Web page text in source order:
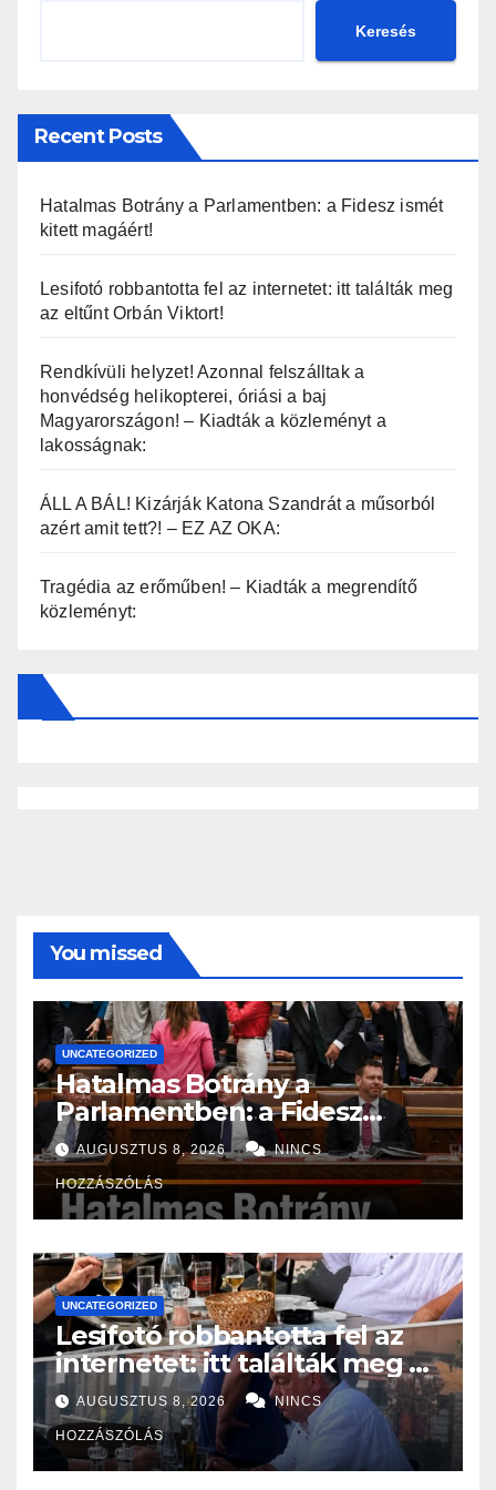
Keresés
Recent Posts
Hatalmas Botrány a Parlamentben: a Fidesz ismét
kitett magáért!
Lesifotó robbantotta fel az internetet: itt találták meg
az eltűnt Orbán Viktort!
Rendkívüli helyzet! Azonnal felszálltak a
honvédség helikopterei, óriási a baj
Magyarországon! – Kiadták a közleményt a
lakosságnak:
ÁLL A BÁL! Kizárják Katona Szandrát a műsorból
azért amit tett?! – EZ AZ OKA:
Tragédia az erőműben! – Kiadták a megrendítő
közleményt:
You missed
UNCATEGORIZED
Hatalmas Botrány a
Parlamentben: a Fidesz
ismét kitett magáért!
AUGUSZTUS 8, 2026 NINCS
HOZZÁSZÓLÁS
UNCATEGORIZED
Lesifotó robbantotta fel az
internetet: itt találták meg az
eltűnt Orbán Viktort!
AUGUSZTUS 8, 2026 NINCS
HOZZÁSZÓLÁS